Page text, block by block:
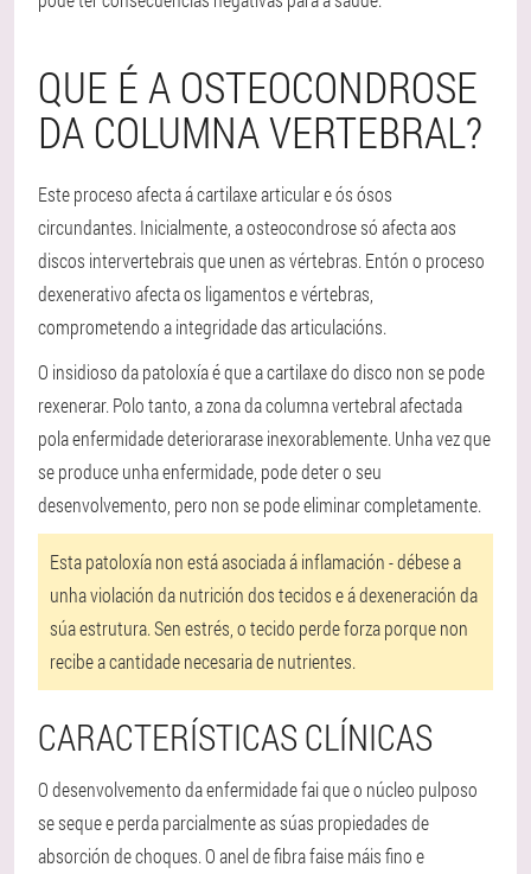
QUE É A OSTEOCONDROSE
DA COLUMNA VERTEBRAL?
Este proceso afecta á cartilaxe articular e ós ósos
circundantes. Inicialmente, a osteocondrose só afecta aos
discos intervertebrais que unen as vértebras. Entón o proceso
dexenerativo afecta os ligamentos e vértebras,
comprometendo a integridade das articulacións.
O insidioso da patoloxía é que a cartilaxe do disco non se pode
rexenerar. Polo tanto, a zona da columna vertebral afectada
pola enfermidade deteriorarase inexorablemente. Unha vez que
se produce unha enfermidade, pode deter o seu
desenvolvemento, pero non se pode eliminar completamente.
Esta patoloxía non está asociada á inflamación - débese a
unha violación da nutrición dos tecidos e á dexeneración da
súa estrutura. Sen estrés, o tecido perde forza porque non
recibe a cantidade necesaria de nutrientes.
CARACTERÍSTICAS CLÍNICAS
O desenvolvemento da enfermidade fai que o núcleo pulposo
se seque e perda parcialmente as súas propiedades de
absorción de choques. O anel de fibra faise máis fino e